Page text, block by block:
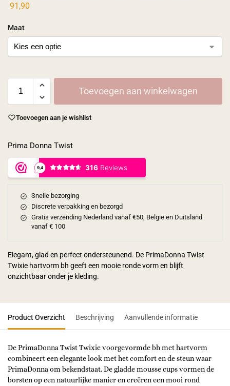
91,90
Maat
Toevoegen aan winkelwagen
Toevoegen aan je wishlist
Prima Donna Twist
Snelle bezorging
Discrete verpakking en bezorgd
Gratis verzending Nederland vanaf €50, Belgie en Duitsland
vanaf € 100
Elegant, glad en perfect ondersteunend. De PrimaDonna Twist
Twixie hartvorm bh geeft een mooie ronde vorm en blijft
onzichtbaar onder je kleding.
Product Overzicht Beschrijving Aanvullende informatie
De PrimaDonna Twist Twixie voorgevormde bh met hartvorm
combineert een elegante look met het comfort en de steun waar
PrimaDonna om bekendstaat. De gladde mousse cups vormen de
borsten op een natuurlijke manier en creëren een mooi rond